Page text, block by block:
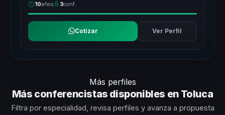
10años 3conf.
Cotizar Ver Perfil
Más perfiles
Más conferencistas disponibles en Toluca
Filtra por especialidad, revisa perfiles y avanza a propuesta